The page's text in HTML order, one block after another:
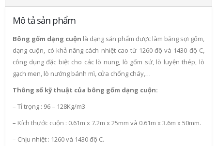
Mô tả sản phẩm
Bông gốm dạng cuộn là dạng sản phẩm được làm bằng sợi gốm,
dạng cuộn, có khả năng cách nhiệt cao từ 1260 độ và 1430 độ C,
công dụng đặc biệt cho các lò nung, lò gốm sứ, lò luyện thép, lò
gạch men, lò nướng bánh mì, cửa chống cháy,…
Thông số kỹ thuật của bông gốm dạng cuộn:
– Tỉ trọng : 96 – 128Kg/m3
– Kích thước cuộn : 0.61m x 7.2m x 25mm và 0.61m x 3.6m x 50mm.
– Chịu nhiệt : 1260 và 1430 độ C.